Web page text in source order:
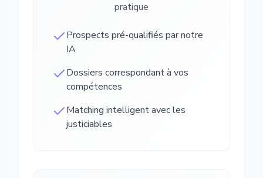
pratique
Prospects pré-qualifiés par notre
IA
Dossiers correspondant à vos
compétences
Matching intelligent avec les
justiciables